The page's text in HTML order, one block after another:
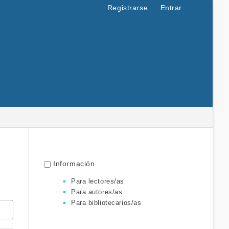
Registrarse Entrar
Información
Para lectores/as
Para autores/as
Para bibliotecarios/as